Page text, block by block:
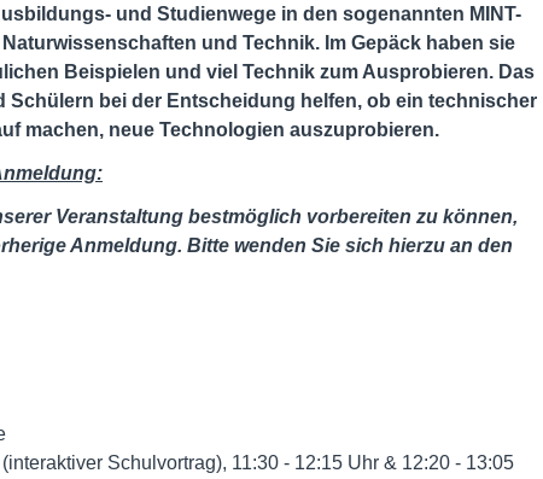
und Studienwege in den sogenannten MINT-
und Technik. Im Gepäck haben sie
Beispielen und viel Technik zum Ausprobieren. Das
bei der Entscheidung helfen, ob ein technischer
machen, neue Technologien auszuprobieren.
Veranstaltung bestmöglich vorbereiten zu können,
Anmeldung. Bitte wenden Sie sich hierzu an den
Schulvortrag), 11:30 - 12:15 Uhr & 12:20 - 13:05